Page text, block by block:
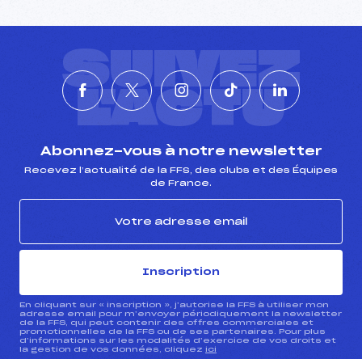
SUIVEZ
L'ACTU
Abonnez-vous à notre newsletter
Recevez l’actualité de la FFS, des clubs et des Équipes
de France.
Inscription
En cliquant sur « inscription », j’autorise la FFS à utiliser mon
adresse email pour m’envoyer périodiquement la newsletter
de la FFS, qui peut contenir des offres commerciales et
promotionnelles de la FFS ou de ses partenaires. Pour plus
d’informations sur les modalités d’exercice de vos droits et
la gestion de vos données, cliquez ici